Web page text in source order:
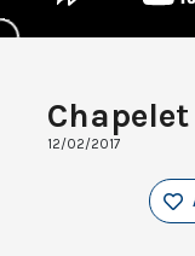
12/02/2017